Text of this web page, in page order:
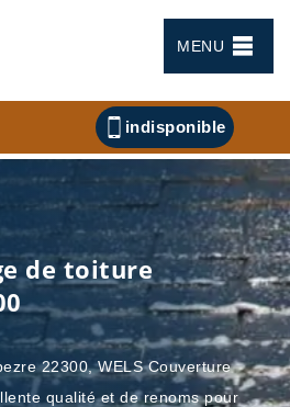
MENU
indisponible
de toiture
22300, WELS Couverture
qualité et de renoms pour